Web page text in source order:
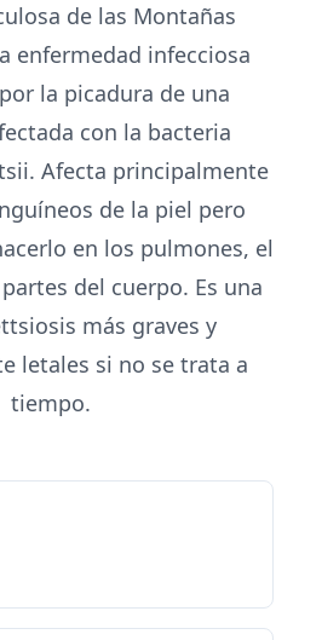
de las Montañas
enfermedad infecciosa
la picadura de una
con la bacteria
Afecta principalmente
de la piel pero
en los pulmones, el
del cuerpo. Es una
más graves y
letales si no se trata a
tiempo.